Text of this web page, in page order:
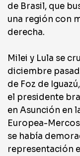
de Brasil, que
una región con
derecha.
Milei y Lula se
diciembre
de Foz de
el presidente
en Asunción en
Europea-
se había
representación